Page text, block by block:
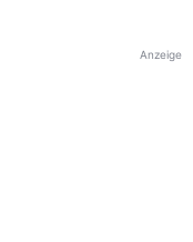
Anzeige